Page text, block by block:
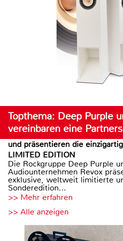
Topthema: Deep Purple
vereinbaren eine
und präsentieren die
LIMITED EDITION
Die Rockgruppe Deep Purple
Audiounternehmen Revox
exklusive, weltweit limitierte
Sonderedition...
>> Mehr erfahren
>> Alle anzeigen